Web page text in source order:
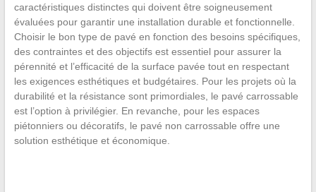
caractéristiques distinctes qui doivent être soigneusement
évaluées pour garantir une installation durable et fonctionnelle.
Choisir le bon type de pavé en fonction des besoins spécifiques,
des contraintes et des objectifs est essentiel pour assurer la
pérennité et l’efficacité de la surface pavée tout en respectant
les exigences esthétiques et budgétaires. Pour les projets où la
durabilité et la résistance sont primordiales, le pavé carrossable
est l’option à privilégier. En revanche, pour les espaces
piétonniers ou décoratifs, le pavé non carrossable offre une
solution esthétique et économique.